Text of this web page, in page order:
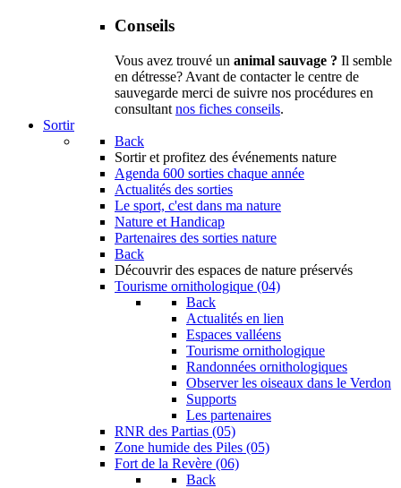
Conseils
Vous avez trouvé un animal sauvage ? Il semble
en détresse? Avant de contacter le centre de
sauvegarde merci de suivre nos procédures en
consultant nos fiches conseils.
Sortir
Back
Sortir et profitez des événements nature
Agenda 600 sorties chaque année
Actualités des sorties
Le sport, c'est dans ma nature
Nature et Handicap
Partenaires des sorties nature
Back
Découvrir des espaces de nature préservés
Tourisme ornithologique (04)
Back
Actualités en lien
Espaces valléens
Tourisme ornithologique
Randonnées ornithologiques
Observer les oiseaux dans le Verdon
Supports
Les partenaires
RNR des Partias (05)
Zone humide des Piles (05)
Fort de la Revère (06)
Back